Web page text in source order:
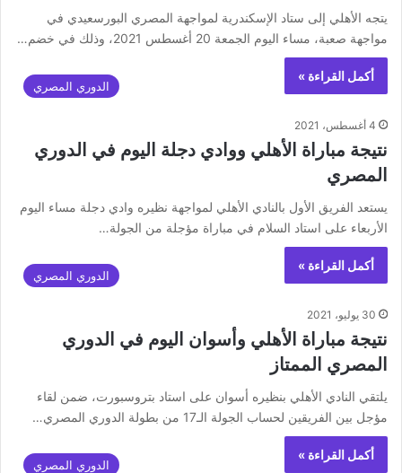
يتجه الأهلي إلى ستاد الإسكندرية لمواجهة المصري البورسعيدي في
مواجهة صعبة، مساء اليوم الجمعة 20 أغسطس 2021، وذلك في خضم…
أكمل القراءة »
الدوري المصري
4 أغسطس، 2021
نتيجة مباراة الأهلي ووادي دجلة اليوم في الدوري
المصري
يستعد الفريق الأول بالنادي الأهلي لمواجهة نظيره وادي دجلة مساء اليوم
الأربعاء على استاد السلام في مباراة مؤجلة من الجولة…
أكمل القراءة »
الدوري المصري
30 يوليو، 2021
نتيجة مباراة الأهلي وأسوان اليوم في الدوري
المصري الممتاز
يلتقي النادي الأهلي بنظيره أسوان على استاد بتروسبورت، ضمن لقاء
مؤجل بين الفريقين لحساب الجولة الـ17 من بطولة الدوري المصري…
أكمل القراءة »
الدوري المصري